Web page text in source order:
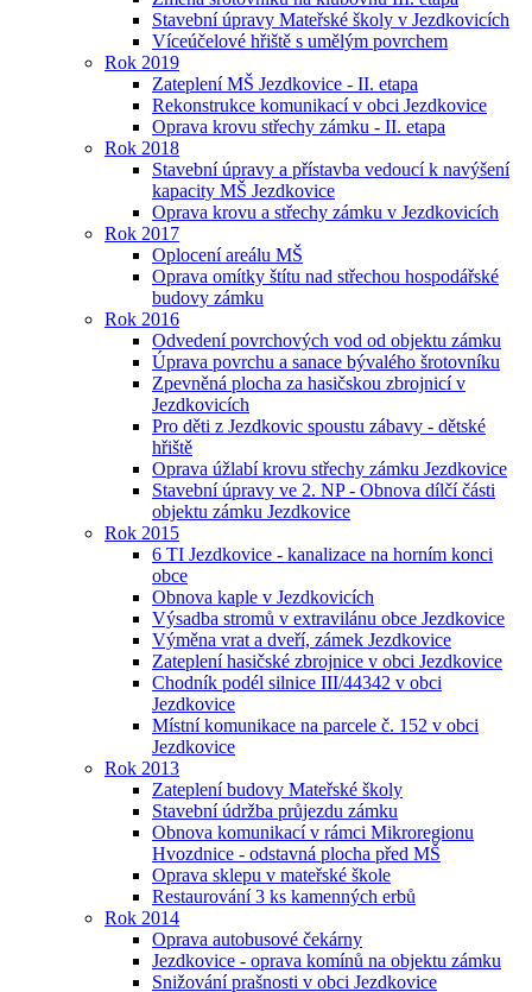
Stavební úpravy Mateřské školy v Jezdkovicích
Víceúčelové hřiště s umělým povrchem
Rok 2019
Zateplení MŠ Jezdkovice - II. etapa
Rekonstrukce komunikací v obci Jezdkovice
Oprava krovu střechy zámku - II. etapa
Rok 2018
Stavební úpravy a přístavba vedoucí k navýšení
kapacity MŠ Jezdkovice
Oprava krovu a střechy zámku v Jezdkovicích
Rok 2017
Oplocení areálu MŠ
Oprava omítky štítu nad střechou hospodářské
budovy zámku
Rok 2016
Odvedení povrchových vod od objektu zámku
Úprava povrchu a sanace bývalého šrotovníku
Zpevněná plocha za hasičskou zbrojnicí v
Jezdkovicích
Pro děti z Jezdkovic spoustu zábavy - dětské
hřiště
Oprava úžlabí krovu střechy zámku Jezdkovice
Stavební úpravy ve 2. NP - Obnova dílčí části
objektu zámku Jezdkovice
Rok 2015
6 TI Jezdkovice - kanalizace na horním konci
obce
Obnova kaple v Jezdkovicích
Výsadba stromů v extravilánu obce Jezdkovice
Výměna vrat a dveří, zámek Jezdkovice
Zateplení hasičské zbrojnice v obci Jezdkovice
Chodník podél silnice III/44342 v obci
Jezdkovice
Místní komunikace na parcele č. 152 v obci
Jezdkovice
Rok 2013
Zateplení budovy Mateřské školy
Stavební údržba průjezdu zámku
Obnova komunikací v rámci Mikroregionu
Hvozdnice - odstavná plocha před MŠ
Oprava sklepu v mateřské škole
Restaurování 3 ks kamenných erbů
Rok 2014
Oprava autobusové čekárny
Jezdkovice - oprava komínů na objektu zámku
Snižování prašnosti v obci Jezdkovice